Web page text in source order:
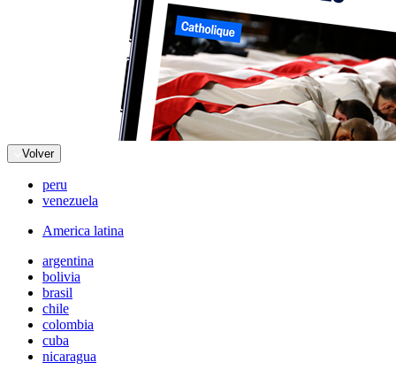
Volver
peru
venezuela
America latina
argentina
bolivia
brasil
chile
colombia
cuba
nicaragua